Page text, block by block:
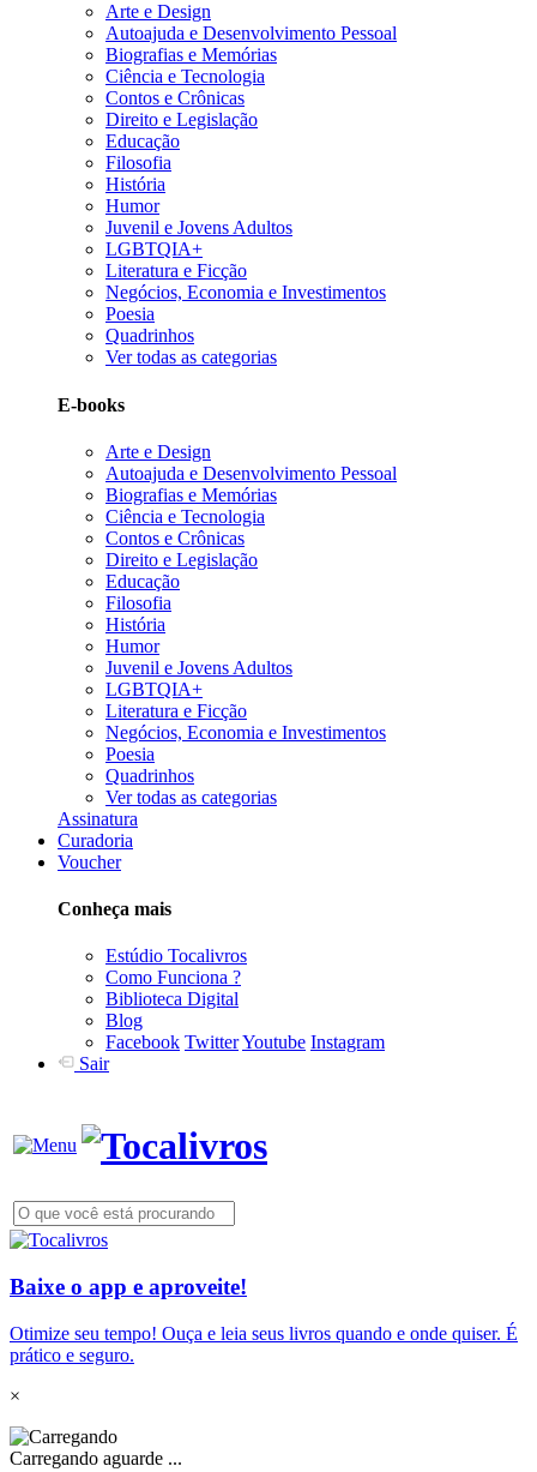
Arte e Design
Autoajuda e Desenvolvimento Pessoal
Biografias e Memórias
Ciência e Tecnologia
Contos e Crônicas
Direito e Legislação
Educação
Filosofia
História
Humor
Juvenil e Jovens Adultos
LGBTQIA+
Literatura e Ficção
Negócios, Economia e Investimentos
Poesia
Quadrinhos
Ver todas as categorias
E-books
Arte e Design
Autoajuda e Desenvolvimento Pessoal
Biografias e Memórias
Ciência e Tecnologia
Contos e Crônicas
Direito e Legislação
Educação
Filosofia
História
Humor
Juvenil e Jovens Adultos
LGBTQIA+
Literatura e Ficção
Negócios, Economia e Investimentos
Poesia
Quadrinhos
Ver todas as categorias
Assinatura
Curadoria
Voucher
Conheça mais
Estúdio Tocalivros
Como Funciona ?
Biblioteca Digital
Blog
Facebook TwitterYoutube Instagram
Sair
Baixe o app e aproveite!
Otimize seu tempo! Ouça e leia seus livros quando e onde quiser. É
prático e seguro.
×
Carregando aguarde ...